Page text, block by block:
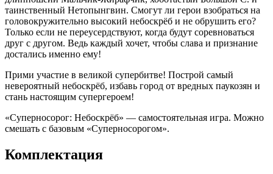
таинственный Нетопынгвин. Смогут ли герои взобраться на
головокружительно высокий небоскрёб и не обрушить его?
Только если не переусердствуют, когда будут соревноваться
друг с другом. Ведь каждый хочет, чтобы слава и признание
достались именно ему!
Прими участие в великой супербитве! Построй самый
невероятный небоскрёб, избавь город от вредных паукозян и
стань настоящим супергероем!
«Суперносорог: Небоскрёб» — самостоятельная игра. Можно
смешать с базовым «Суперносорогом».
Комплектация